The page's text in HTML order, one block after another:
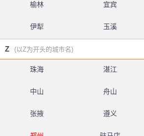
榆林 宜宾
伊犁 玉溪
Z (以Z为开头的城市名)
珠海 湛江
中山 舟山
张掖 遵义